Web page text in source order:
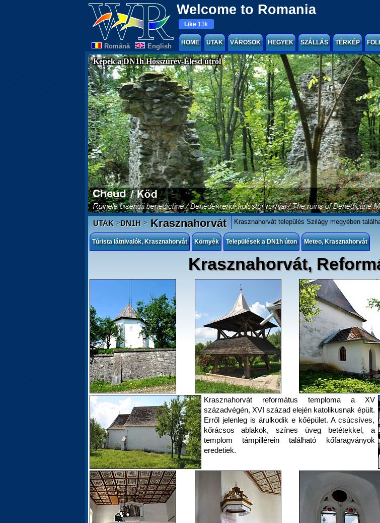
Welcome to Romania
Românã English
Like 13k
HOME UTAK VÁROSOK HEGYEK SZÁLLÁS TÉRKÉP
Képek a DN1h Hosszúrév-Élesd útról
UTAK>DN1H>Krasznahorvát Krasznahorvát település Szilágy megyében
Túrista látnivalók, Krasznahorvát Környék Települések a DN1h úton Meteo, Krasznahorvát
Krasznahorvát,
Krasznahorvát református temploma a XV
századvégén, XVI század elején katolikusnak épült.
Erről jelenleg is árulkodik e kőépület. A csúcsíves,
kőrácsos ablakok, színes üveg betétekkel, a
templom támpillérein található kőfaragványok
eredetiek.